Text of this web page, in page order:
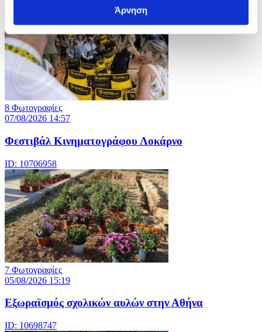
Άρνηση
8 Φωτογραφίες
07/08/2026 14:57
Φεστιβάλ Κινηματογράφου Λοκάρνο
ID: 10706958
7 Φωτογραφίες
05/08/2026 15:19
Εξωραϊσμός σχολικών αυλών στην Αθήνα
ID: 10698747